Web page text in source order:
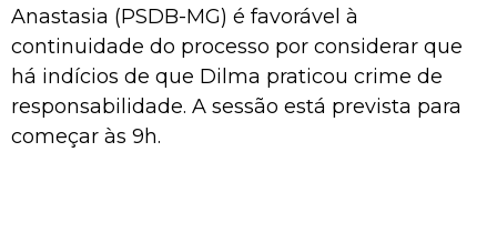
Anastasia (PSDB-MG) é favorável à
continuidade do processo por considerar que
há indícios de que Dilma praticou crime de
responsabilidade. A sessão está prevista para
começar às 9h.